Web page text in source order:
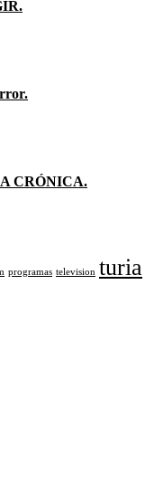
CRÓNICA.
programas television turia